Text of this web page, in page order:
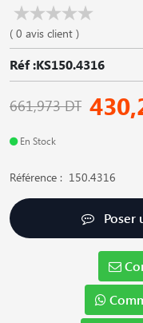
( 0 avis client )
Réf :KS150.4316
661,973 DT
En Stock
Référence : 150.4316
Poser